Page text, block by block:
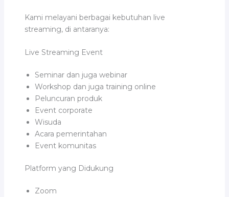
Kami melayani berbagai kebutuhan live
streaming, di antaranya:
Live Streaming Event
Seminar dan juga webinar
Workshop dan juga training online
Peluncuran produk
Event corporate
Wisuda
Acara pemerintahan
Event komunitas
Platform yang Didukung
Zoom